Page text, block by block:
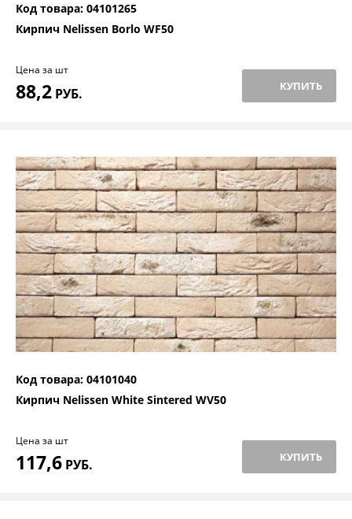
Код товара: 04101265
Кирпич Nelissen Borlo WF50
Цена за шт
88,2 РУБ. КУПИТЬ
Код товара: 04101040
Кирпич Nelissen White Sintered WV50
Цена за шт
117,6 РУБ. КУПИТЬ